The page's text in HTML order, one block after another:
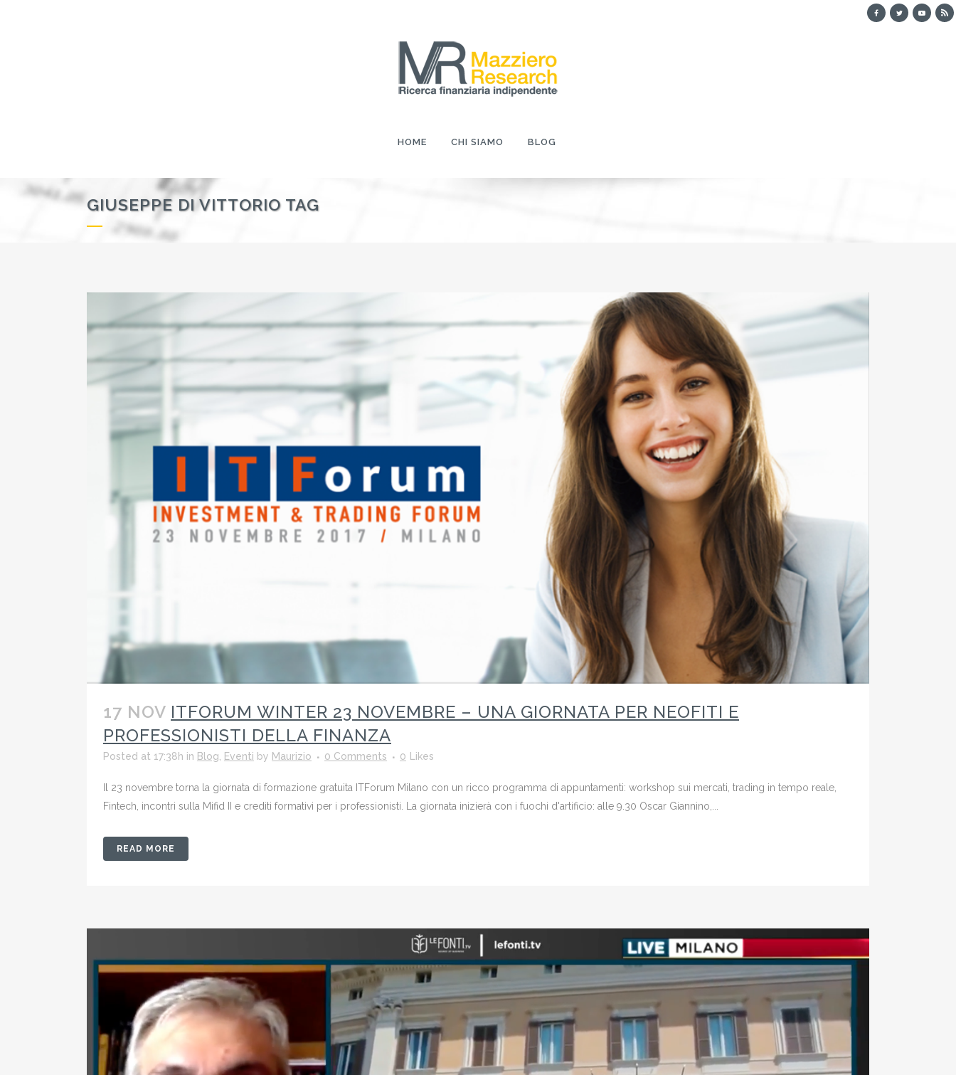
HOME CHI SIAMO BLOG
GIUSEPPE DI VITTORIO TAG
17 NOV ITFORUM WINTER 23 NOVEMBRE – UNA GIORNATA PER NEOFITI E
PROFESSIONISTI DELLA FINANZA
Posted at 17:38h in Blog Eventi by Maurizio 0 Comments 0 Likes
Il 23 novembre torna la giornata di formazione gratuita ITForum Milano con un ricco programma di appuntamenti: workshop sui mercati, trading in tempo reale,
Fintech, incontri sulla Mifid II e crediti formativi per i professionisti. La giornata inizierà con i fuochi d'artificio: alle 9.30 Oscar Giannino,...
READ MORE